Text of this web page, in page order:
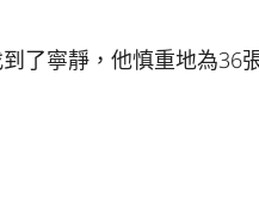
了寧靜，他慎重地為36